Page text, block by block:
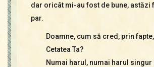
dar oricât mi-au fost de bune, astăzi
par.
Doamne, cum să cred, prin
Cetatea Ta?
Numai harul, numai harul singur